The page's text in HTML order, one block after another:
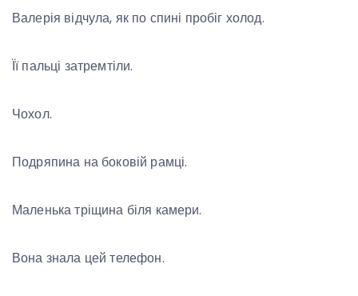
Валерія відчула, як по спині пробіг холод.
Її пальці затремтіли.
Чохол.
Подряпина на боковій рамці.
Маленька тріщина біля камери.
Вона знала цей телефон.